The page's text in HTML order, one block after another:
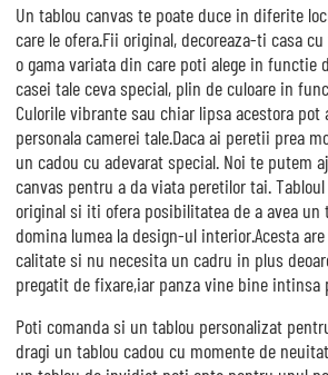
Un tablou canvas te poate duce in diferite
care le ofera.Fii original, decoreaza-ti casa
o gama variata din care poti alege in functie
casei tale ceva special, plin de culoare in
Culorile vibrante sau chiar lipsa acestora pot
personala camerei tale.Daca ai peretii prea
un cadou cu adevarat special. Noi te putem
canvas pentru a da viata peretilor tai.
original si iti ofera posibilitatea de a avea un
domina lumea la design-ul interior.Acesta
calitate si nu necesita un cadru in plus
pregatit de fixare,iar panza vine bine intinsa
Poti comanda si un tablou personalizat
dragi un tablou cadou cu momente de